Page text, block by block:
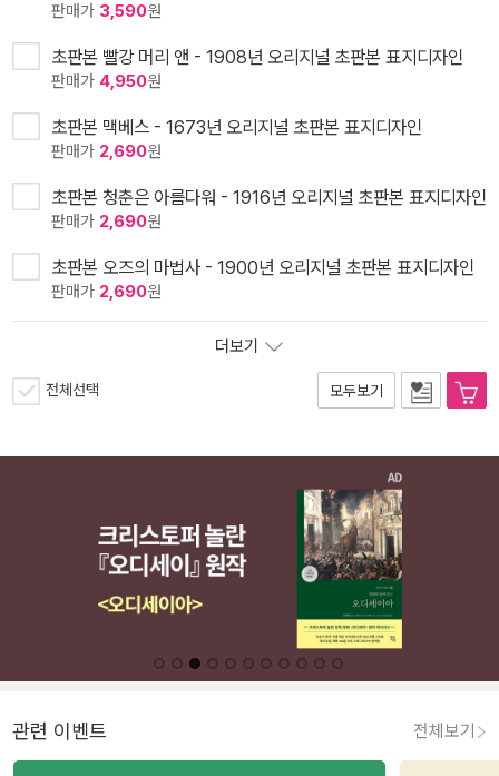
판매가 3,590원
초판본 빨강 머리 앤 - 1908년 오리지널 초판본 표지디자인
판매가 4,950원
초판본 맥베스 - 1673년 오리지널 초판본 표지디자인
판매가 2,690원
초판본 청춘은 아름다워 - 1916년 오리지널 초판본 표지디자인
판매가 2,690원
초판본 오즈의 마법사 - 1900년 오리지널 초판본 표지디자인
판매가 2,690원
더보기
전체선택 모두보기
관련 이벤트 전체보기